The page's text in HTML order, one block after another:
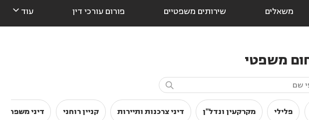
משאלים שירותים משפטיים פורום עורכי דין עוד 
משפטי

פלילי מקרקעין ונדל"ן דיני צרכנות ותיירות קניין רוחני דיני משפחה